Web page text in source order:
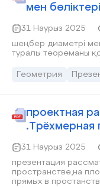
мен
31 Наурыз 2025
шеңбер диаметрі
туралы теореманы
Геометрия
проектная
.Трёхмерная
31 Наурыз 2025
презентация
пространстве,на
прямых в